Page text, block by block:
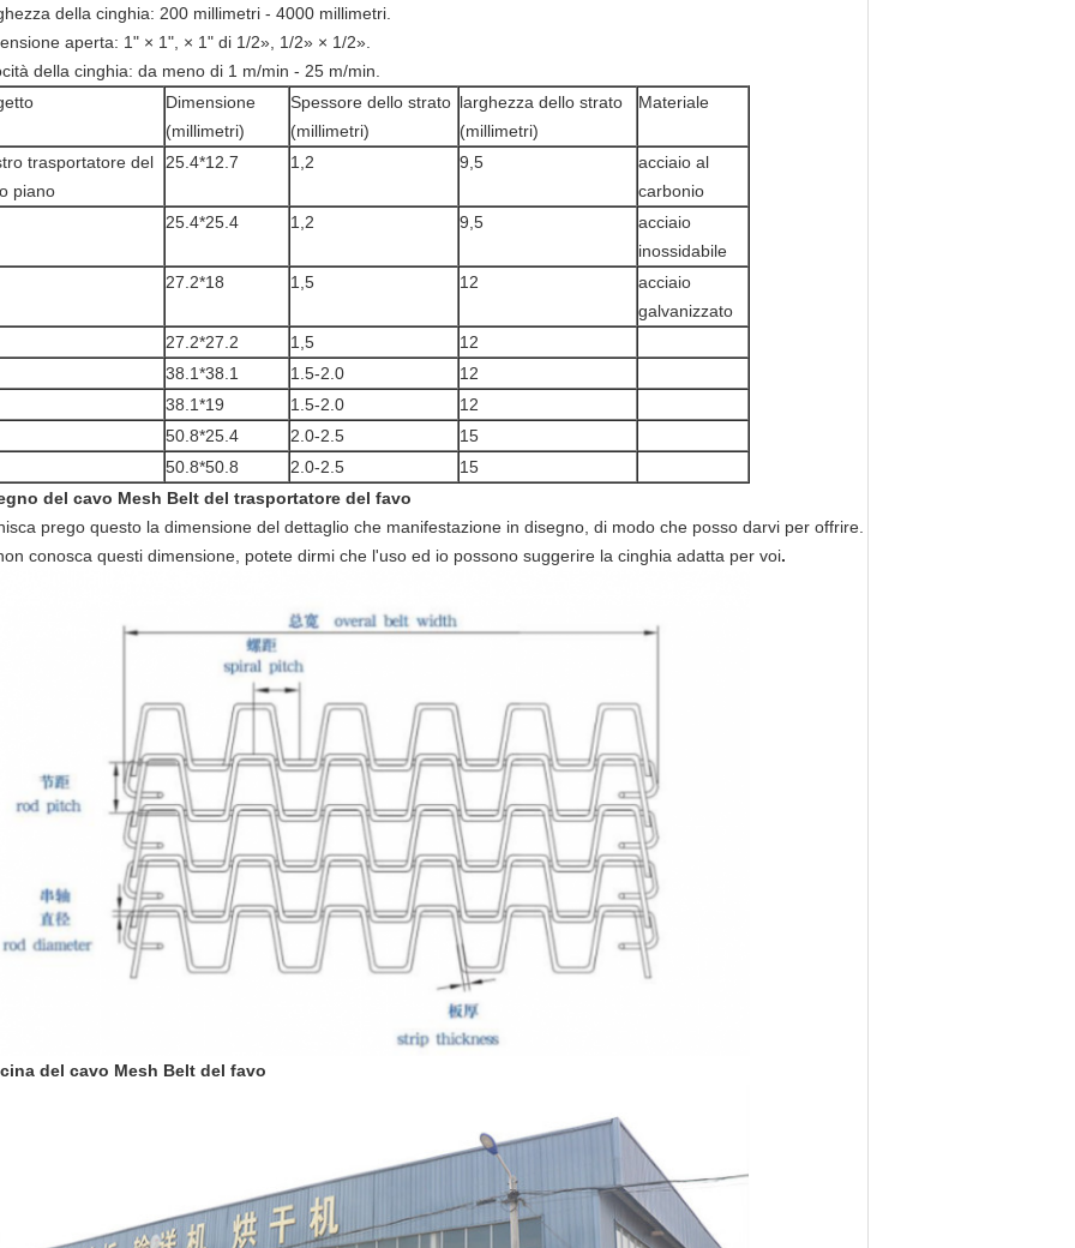
della cinghia: 200 millimetri - 4000 millimetri.
aperta: 1" × 1", × 1" di 1/2», 1/2» × 1/2».
della cinghia: da meno di 1 m/min - 25 m/min.
Dimensione
(millimetri)
Spessore dello strato
(millimetri)
larghezza dello strato
(millimetri)
Materiale
trasportatore del
piano
25.4*12.7 1,2 9,5
acciaio al
carbonio
25.4*25.4
1,2 9,5
acciaio
inossidabile
27.2*18
1,5 12
acciaio
galvanizzato
27.2*27.2
1,5
12
38.1*38.1
1.5-2.0
12
38.1*19
1.5-2.0
12
50.8*25.4
2.0-2.5
15
50.8*50.8
2.0-2.5
15
del cavo Mesh Belt del trasportatore del favo
prego questo la dimensione del dettaglio che manifestazione in disegno, di modo che posso darvi per offrire.
conosca questi dimensione, potete dirmi che l'uso ed io possono suggerire la cinghia adatta per voi.
del cavo Mesh Belt del favo